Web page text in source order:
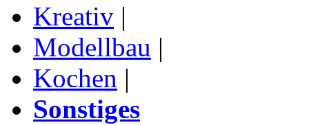
Kreativ |
Modellbau |
Kochen |
Sonstiges